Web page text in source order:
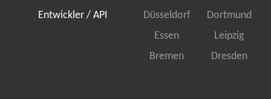
Entwickler / API
Düsseldorf
Dortmund
Essen
Leipzig
Bremen
Dresden